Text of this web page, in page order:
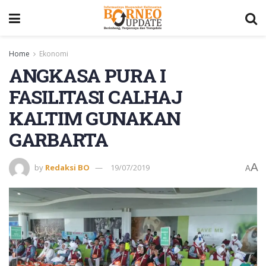
Home Ekonomi
ANGKASA PURA I
FASILITASI CALHAJ
KALTIM GUNAKAN
GARBARTA
by Redaksi BO 19/07/2019 AA